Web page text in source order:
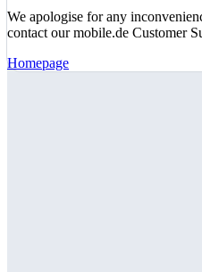
We apologise for any
contact our mobile.de Customer
Homepage